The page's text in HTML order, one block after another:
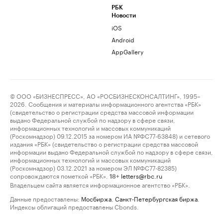
РБК
Новости
iOS
Android
AppGallery
© ООО «БИЗНЕСПРЕСС», АО «РОСБИЗНЕСКОНСАЛТИНГ», 1995–
2026. Сообщения и материалы информационного агентства «РБК»
(свидетельство о регистрации средства массовой информации
выдано Федеральной службой по надзору в сфере связи,
информационных технологий и массовых коммуникаций
(Роскомнадзор) 09.12.2015 за номером ИА №ФС77-63848) и сетевого
издания «РБК» (свидетельство о регистрации средства массовой
информации выдано Федеральной службой по надзору в сфере связи,
информационных технологий и массовых коммуникаций
(Роскомнадзор) 03.12.2021 за номером ЭЛ №ФС77-82385)
сопровождаются пометкой «РБК».
18+ letters@rbc.ru
Владельцем сайта является информационное агентство «РБК».
Данные предоставлены: Мосбиржа Санкт-Петербургская биржа
Индексы облигаций предоставлены Cbonds.